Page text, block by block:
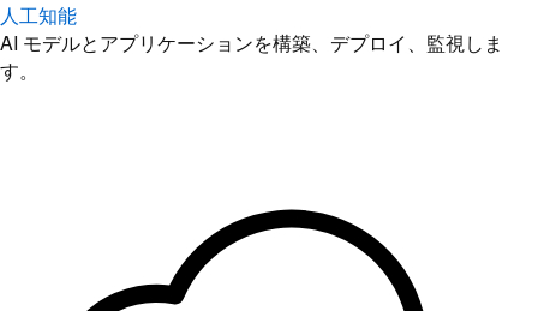
人工知能
AI モデルとアプリケーションを構築、デプロイ、監視しま
す。